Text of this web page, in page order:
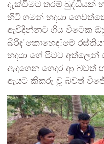
දැක්වීමට තරම් බුද්ධියක්
හිටි ගමන් හඳයා
ඇවිදින්නට ගිය විටෙක
බිරිඳ”කොහෙද?මේ
හඳයා ගේ පිටට
ඇදගෙන ගෙදර ආ බවත්
ඇයට කීකරු වූ බවත්